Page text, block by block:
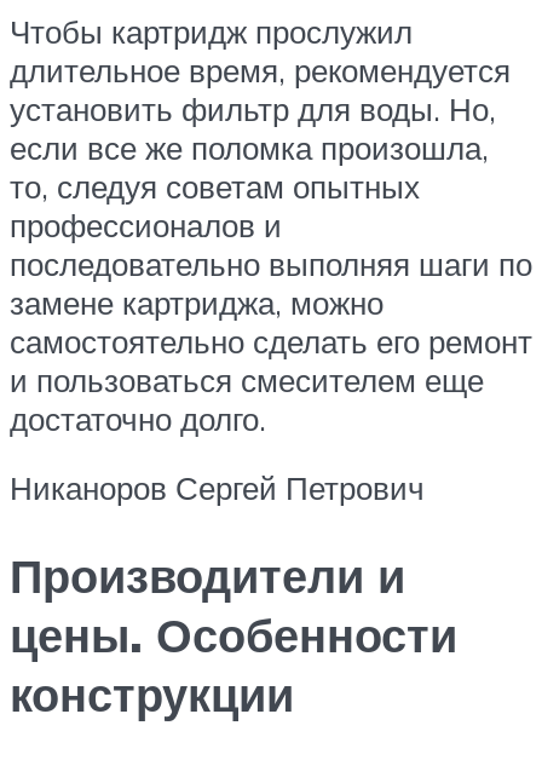
Чтобы картридж прослужил
длительное время, рекомендуется
установить фильтр для воды. Но,
если все же поломка произошла,
то, следуя советам опытных
профессионалов и
последовательно выполняя шаги по
замене картриджа, можно
самостоятельно сделать его ремонт
и пользоваться смесителем еще
достаточно долго.
Никаноров Сергей Петрович
Производители и
цены. Особенности
конструкции